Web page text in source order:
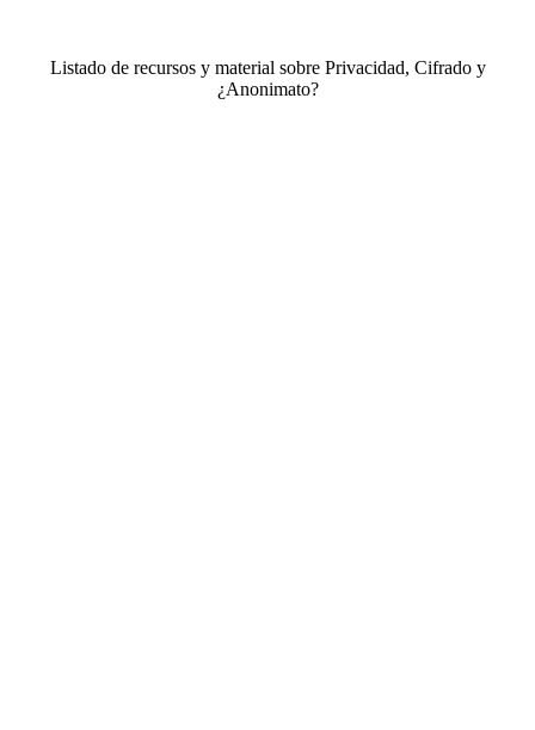
Listado de recursos y material sobre Privacidad, Cifrado y
¿Anonimato?